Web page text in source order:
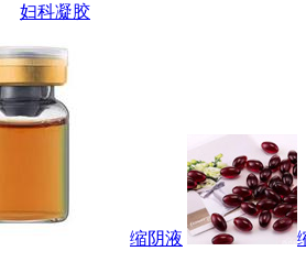
妇科凝胶
缩阴液